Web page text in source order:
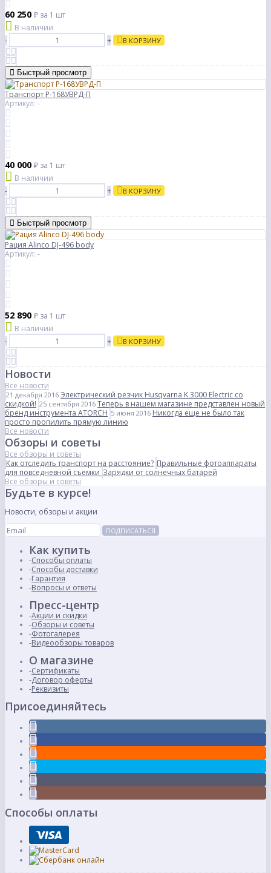
60 250 ₽ за 1 шт
В наличии
-
+ В КОРЗИНУ
Быстрый просмотр
Транспорт Р-168УВРД-П
Артикул: -
40 000 ₽ за 1 шт
В наличии
-
+ В КОРЗИНУ
Быстрый просмотр
Рация Alinco DJ-496 body
Артикул: -
52 890 ₽ за 1 шт
В наличии
-
+ В КОРЗИНУ
Новости
Все новости
21 декабря 2016 Электрический резчик Husqvarna K 3000 Electric со
скидкой! 25 сентября 2016 Теперь в нашем магазине представлен новый
бренд инструмента ATORCH 5 июня 2016 Никогда еще не было так
просто пропилить прямую линию
Все новости
Обзоры и советы
Все обзоры и советы
Как отследить транспорт на расстояние? Правильные фотоаппараты
для повседневной съемки Зарядки от солнечных батарей
Все обзоры и советы
Будьте в курсе!
Новости, обзоры и акции
ПОДПИСАТЬСЯ
Как купить
Способы оплаты
Способы доставки
Гарантия
Вопросы и ответы
Пресс-центр
Акции и скидки
Обзоры и советы
Фотогалерея
Видеообзоры товаров
О магазине
Сертификаты
Договор оферты
Реквизиты
Присоединяйтесь
Способы оплаты